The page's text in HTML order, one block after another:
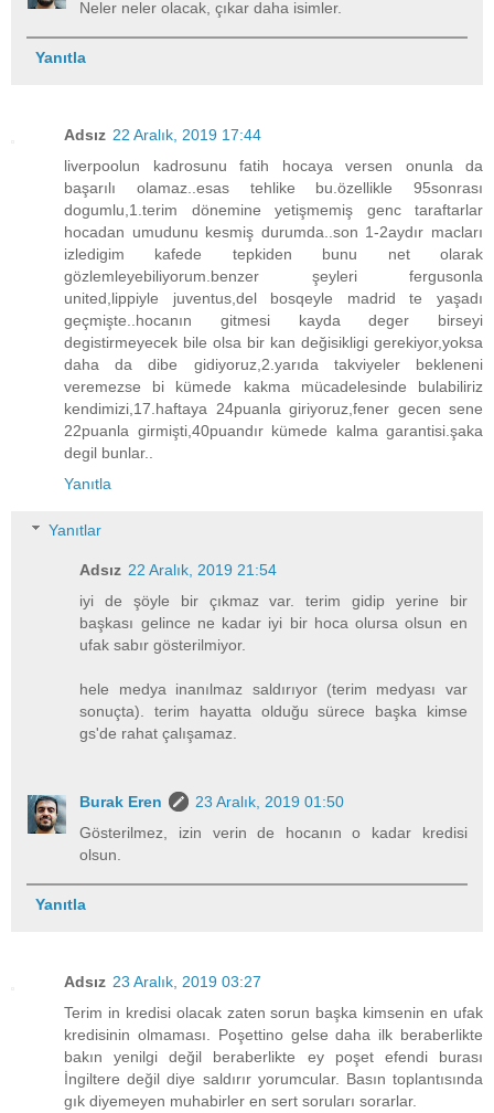
Neler neler olacak, çıkar daha isimler.
Yanıtla
Adsız 22 Aralık, 2019 17:44
liverpoolun kadrosunu fatih hocaya versen onunla da
başarılı olamaz..esas tehlike bu.özellikle 95sonrası
dogumlu,1.terim dönemine yetişmemiş genc taraftarlar
hocadan umudunu kesmiş durumda..son 1-2aydır macları
izledigim kafede tepkiden bunu net olarak
gözlemleyebiliyorum.benzer şeyleri fergusonla
united,lippiyle juventus,del bosqeyle madrid te yaşadı
geçmişte..hocanın gitmesi kayda deger birseyi
degistirmeyecek bile olsa bir kan değisikligi gerekiyor,yoksa
daha da dibe gidiyoruz,2.yarıda takviyeler bekleneni
veremezse bi kümede kakma mücadelesinde bulabiliriz
kendimizi,17.haftaya 24puanla giriyoruz,fener gecen sene
22puanla girmişti,40puandır kümede kalma garantisi.şaka
degil bunlar..
Yanıtla
Yanıtlar
Adsız 22 Aralık, 2019 21:54
iyi de şöyle bir çıkmaz var. terim gidip yerine bir
başkası gelince ne kadar iyi bir hoca olursa olsun en
ufak sabır gösterilmiyor.
hele medya inanılmaz saldırıyor (terim medyası var
sonuçta). terim hayatta olduğu sürece başka kimse
gs'de rahat çalışamaz.
Burak Eren
23 Aralık, 2019 01:50
Gösterilmez, izin verin de hocanın o kadar kredisi
olsun.
Yanıtla
Adsız 23 Aralık, 2019 03:27
Terim in kredisi olacak zaten sorun başka kimsenin en ufak
kredisinin olmaması. Poşettino gelse daha ilk beraberlikte
bakın yenilgi değil beraberlikte ey poşet efendi burası
İngiltere değil diye saldırır yorumcular. Basın toplantısında
gık diyemeyen muhabirler en sert soruları sorarlar.